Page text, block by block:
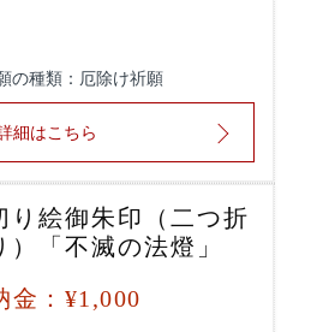
の種類：厄除け祈願
細はこちら
り絵御朱印（二つ折
）「不滅の法燈」
金：¥1,000